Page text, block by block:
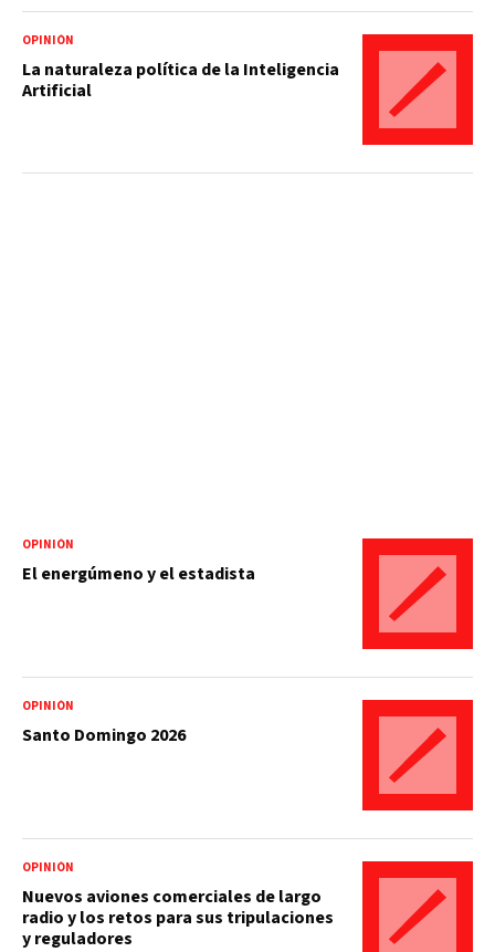
OPINIÓN
La naturaleza política de la Inteligencia
Artificial
OPINIÓN
El energúmeno y el estadista
OPINIÓN
Santo Domingo 2026
OPINIÓN
Nuevos aviones comerciales de largo
radio y los retos para sus tripulaciones
y reguladores